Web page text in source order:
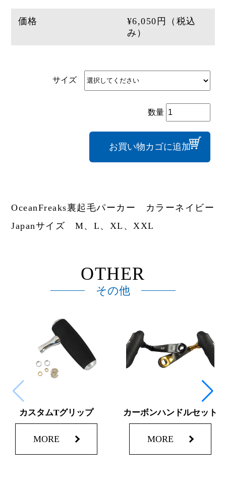
価格 ¥6,050 円（税込
み）
サイズ
オ
リ
ジ
ナ
パ
カ
お買い物カゴに追加
OceanFreaks裏起毛パーカー カラーネイビー
Japanサイズ M、L、XL、XXL
OTHER
その他
カスタムTグリップ
MORE
カーボンハンドルセット
MORE